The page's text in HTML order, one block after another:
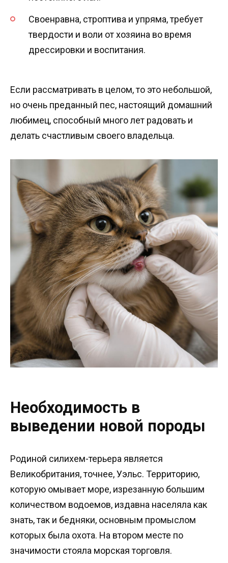
Своенравна, строптива и упряма, требует
твердости и воли от хозяина во время
дрессировки и воспитания.
Если рассматривать в целом, то это небольшой,
но очень преданный пес, настоящий домашний
любимец, способный много лет радовать и
делать счастливым своего владельца.
Необходимость в
выведении новой породы
Родиной силихем-терьера является
Великобритания, точнее, Уэльс. Территорию,
которую омывает море, изрезанную большим
количеством водоемов, издавна населяла как
знать, так и бедняки, основным промыслом
которых была охота. На втором месте по
значимости стояла морская торговля.